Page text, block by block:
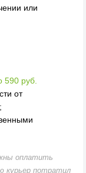
или
590 руб.
от
оплатить
курьер потратил